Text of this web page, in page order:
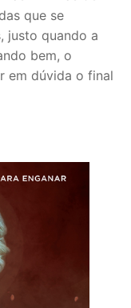
que se
justo quando a
bem, o
em dúvida o final